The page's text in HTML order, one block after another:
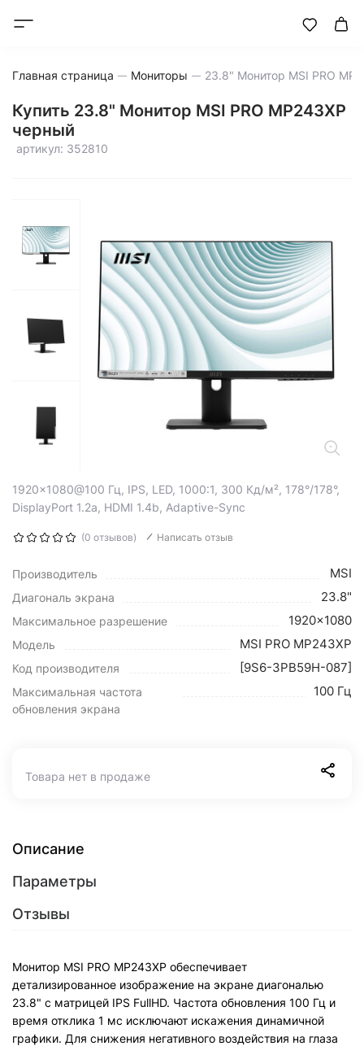
Главная страница Мониторы
Купить 23.8" Монитор MSI PRO MP243XP
черный
артикул: 352810
1920x1080@100 Гц, IPS, LED, 1000:1, 300 Кд/м², 178°/178°,
DisplayPort 1.2a, HDMI 1.4b, Adaptive-Sync
(0 отзывов) Написать отзыв
Производитель MSI
Диагональ экрана 23.8"
Максимальное разрешение 1920x1080
Модель MSI PRO MP243XP
Код производителя [9S6-3PB59H-087]
Максимальная частота
обновления экрана
100 Гц
Товара нет в продаже
Описание
Параметры
Отзывы
Монитор MSI PRO MP243XP обеспечивает
детализированное изображение на экране диагональю
23.8" с матрицей IPS FullHD. Частота обновления 100 Гц и
время отклика 1 мс исключают искажения динамичной
графики. Для снижения негативного воздействия на глаза